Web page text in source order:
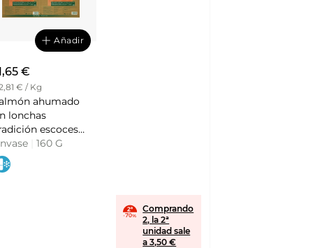
Añadir
€
€ / Kg
ahumado
lonchas
escocesa
2 x 80 g LA
160 G
Comprando
2, la 2ª
unidad sale
a 3,50 €